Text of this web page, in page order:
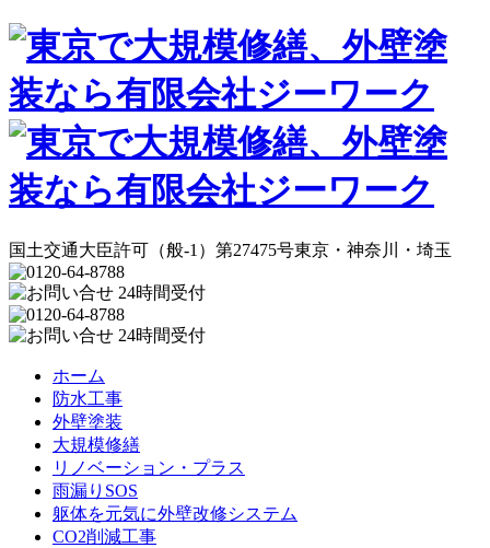
国土交通大臣許可 （般-1）第27475号東京・神奈川・埼玉
ホーム
防水工事
外壁塗装
大規模修繕
リノベーション・プラス
雨漏りSOS
躯体を元気に外壁改修システム
CO2削減工事